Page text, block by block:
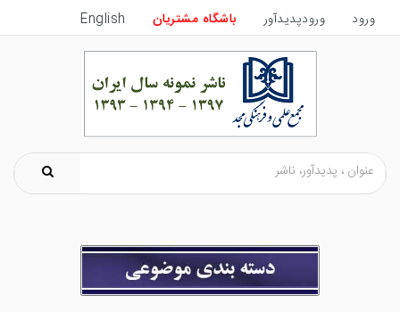
ورود ورودپدیدآور باشگاه مشتریان English